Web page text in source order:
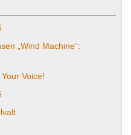
„Wind Machine“:
Voice!